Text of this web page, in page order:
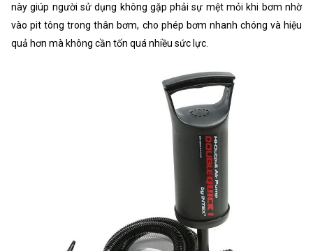
này giúp người sử dụng không gặp phải sự mệt mỏi khi bơm nhờ
vào pit tông trong thân bơm, cho phép bơm nhanh chóng và hiệu
quả hơn mà không cần tốn quá nhiều sức lực.